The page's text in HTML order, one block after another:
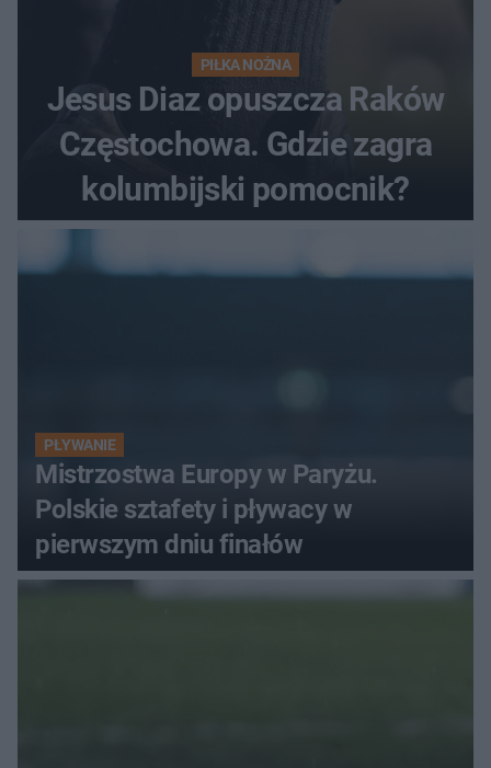
PIŁKA NOŻNA
Jesus Diaz opuszcza Raków
Częstochowa. Gdzie zagra
kolumbijski pomocnik?
PŁYWANIE
Mistrzostwa Europy w Paryżu.
Polskie sztafety i pływacy w
pierwszym dniu finałów